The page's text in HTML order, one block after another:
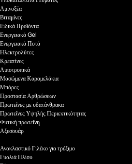
Αμινοξέα
Βιταμίνες
Ειδικά Προϊόντα
Ενεργειακά Gel
Ενεργειακά Ποτά
Ηλεκτρολύτες
Κρεατίνες
Λιποτροπικά
Μασώμενα Καραμελάκια
Μπάρες
Προστασία Αρθρώσεων
Πρωτεΐνες με υδατάνθρακα
Πρωτεΐνες Υψηλής Περιεκτικότητας
Φυτική πρωτεΐνη
Αξεσουάρ
–
Ανακλαστικό Γιλέκο για τρέξιμο
Γυαλιά Ηλίου